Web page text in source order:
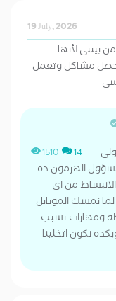
19 July, 2026
بينتى لأنها
مشاكل وتعمل
1510 14
الهرمون ده
من اي
نمسك الموبايل
ومهارات تسبب
نكون اتخلينا